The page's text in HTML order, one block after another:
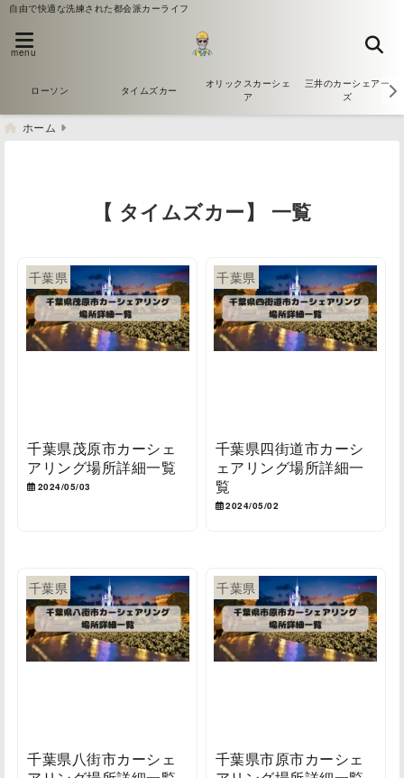
自由で快適な洗練された都会派カーライフ
menu
ローソン タイムズカー
オリックスカーシェ
ア
三井のカーシェアー
ズ
ホーム
【 タイムズカー】 一覧
千葉県
千葉県茂原市カーシェ
アリング場所詳細一覧
2024/05/03
千葉県
千葉県四街道市カーシ
ェアリング場所詳細一
覧
2024/05/02
千葉県
千葉県八街市カーシェ
千葉県
千葉県市原市カーシェ